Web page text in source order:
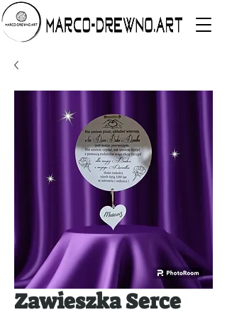
Zawieszka Serce